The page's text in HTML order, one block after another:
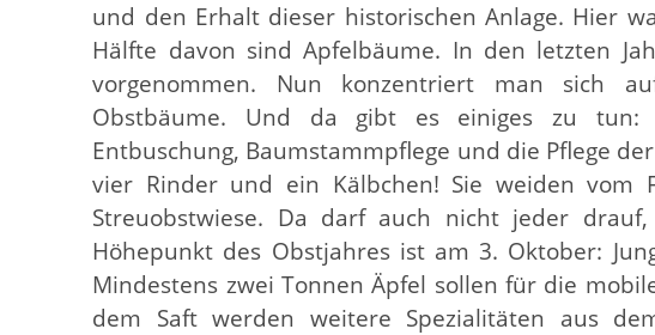
und den Erhalt dieser historischen Anlage. Hier
Hälfte davon sind Apfelbäume. In den letzten
vorgenommen. Nun konzentriert man sich
Obstbäume. Und da gibt es einiges zu tun:
Entbuschung, Baumstammpflege und die Pflege
vier Rinder und ein Kälbchen! Sie weiden
Streuobstwiese. Da darf auch nicht jeder
Höhepunkt des Obstjahres ist am 3. Oktober:
Mindestens zwei Tonnen Äpfel sollen für die
dem Saft werden weitere Spezialitäten aus